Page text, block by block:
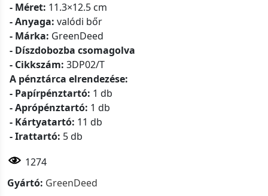
- Méret: 11.3×12.5 cm
- Anyaga: valódi bőr
- Márka: GreenDeed
- Díszdobozba csomagolva
- Cikkszám: 3DP02/T
A pénztárca elrendezése:
- Papírpénztartó: 1 db
- Aprópénztartó: 1 db
- Kártyatartó: 11 db
- Irattartó: 5 db
1274
Gyártó: GreenDeed